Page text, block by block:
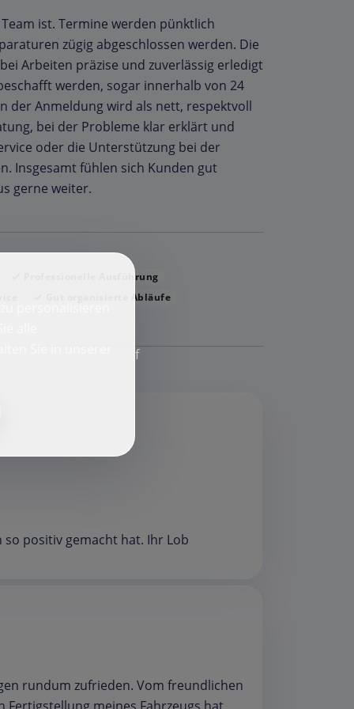
ist. Termine werden pünktlich
zügig abgeschlossen werden. Die
Arbeiten präzise und zuverlässig erledigt
werden, sogar innerhalb von 24
der Anmeldung wird als nett, respektvoll
bei der Probleme klar erklärt und
oder die Unterstützung bei der
Insgesamt fühlen sich Kunden gut
gerne weiter.
Professionelle Ausführung
Gut organisierte Abläufe
positiv gemacht hat. Ihr Lob
rundum zufrieden. Vom freundlichen
personalisieren
alle
f